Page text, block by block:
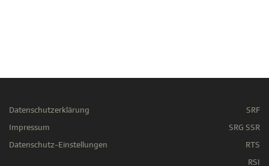
Datenschutzerklärung
Impressum
Datenschutz-Einstellungen
SRF
SRG SSR
RTS
RSI